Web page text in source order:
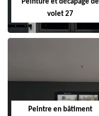
Peinture et décapage de
volet 27
Peintre en bâtiment